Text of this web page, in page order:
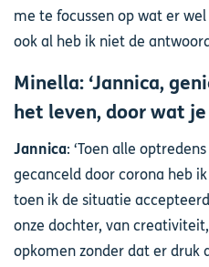
me te focussen op wat er
ook al heb ik niet de
Minella: ‘Jannica,
het leven, door wat
Jannica: ‘Toen alle
gecanceld door corona heb
toen ik de situatie
onze dochter, van
opkomen zonder dat er druk